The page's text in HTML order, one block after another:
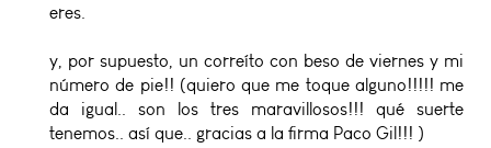
eres.
y, por supuesto, un correíto con beso de viernes y mi
número de pie!! (quiero que me toque alguno!!!!! me
da igual.. son los tres maravillosos!!! qué suerte
tenemos.. así que.. gracias a la firma Paco Gil!!! )